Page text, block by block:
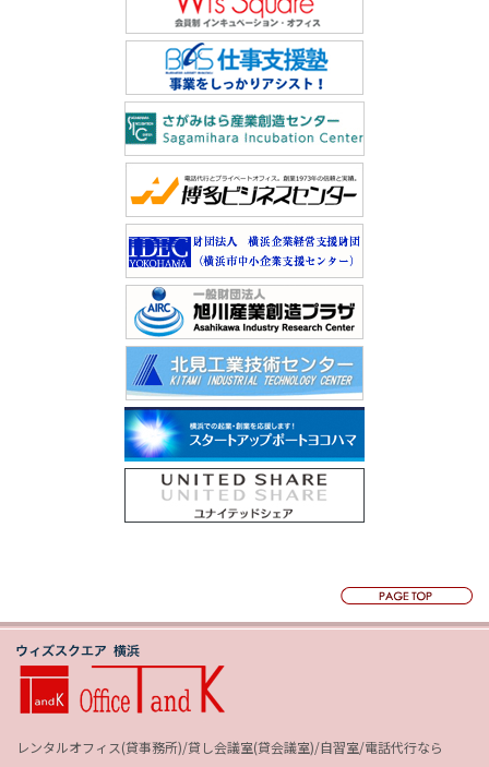
レンタルオフィス(貸事務所)/貸し会議室(貸会議室)/自習室/電話代行なら